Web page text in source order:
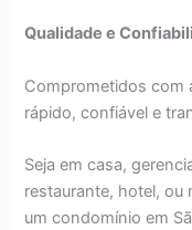
Qualidade e
Comprometidos com
rápido, confiável e
Seja em casa,
restaurante, hotel, ou
um condomínio em